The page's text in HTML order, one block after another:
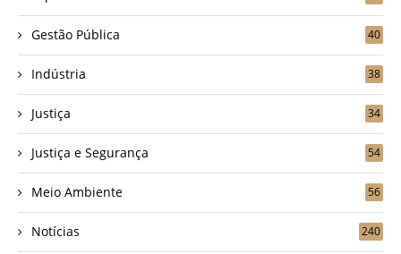
Gestão Pública 40
Indústria 38
Justiça 34
Justiça e Segurança 54
Meio Ambiente 56
Notícias 240